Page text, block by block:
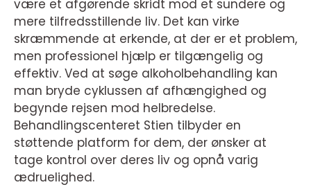
være et afgørende skridt mod et sundere og
mere tilfredsstillende liv. Det kan virke
skræmmende at erkende, at der er et problem,
men professionel hjælp er tilgængelig og
effektiv. Ved at søge alkoholbehandling kan
man bryde cyklussen af afhængighed og
begynde rejsen mod helbredelse.
Behandlingscenteret Stien tilbyder en
støttende platform for dem, der ønsker at
tage kontrol over deres liv og opnå varig
ædruelighed.